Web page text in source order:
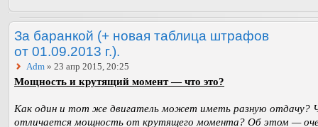
За баранкой (+ новая таблица штрафов
от 01.09.2013 г.).
Adm » 23 апр 2015, 20:25
Мощность и крутящий момент — что это?
Как один и тот же двигатель может иметь разную отдачу?
отличается мощность от крутящего момента? Об этом —